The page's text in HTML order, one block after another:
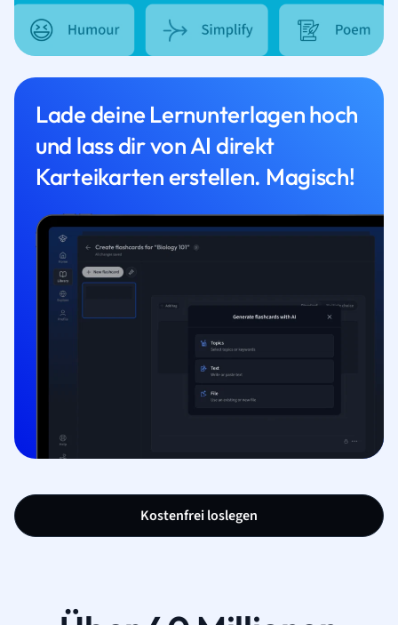
Lade deine Lernunterlagen hoch
und lass dir von AI direkt
Karteikarten erstellen. Magisch!
Kostenfrei loslegen